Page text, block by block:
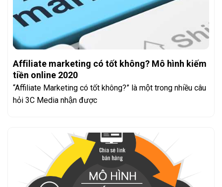
Affiliate marketing có tốt không? Mô hình kiếm
tiền online 2020
“Affiliate Marketing có tốt không?” là một trong nhiều câu
hỏi 3C Media nhận được